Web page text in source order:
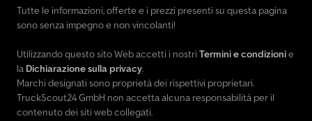
Tutte le informazioni, offerte e i prezzi presenti su questa pagina
sono senza impegno e non vincolanti!
Utilizzando questo sito Web accetti i nostri Termini e condizionie
la Dichiarazione sulla privacy.
Marchi designati sono proprietà dei rispettivi proprietari.
TruckScout24 GmbH non accetta alcuna responsabilità per il
contenuto dei siti web collegati.